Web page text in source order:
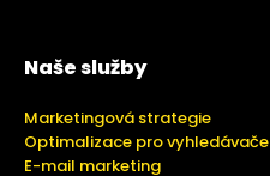
Naše služby
Marketingová strategie
Optimalizace pro vyhledávače
E-mail marketing